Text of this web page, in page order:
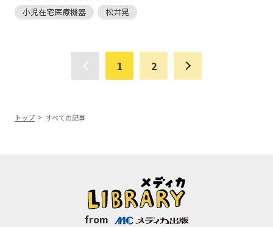
小児在宅医療機器 松井晃
1 2
トップ すべての記事
from